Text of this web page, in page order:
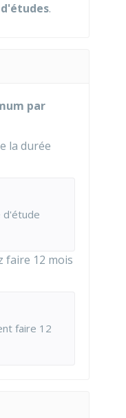
.
par
la durée
d'étude
faire 12 mois
faire 12